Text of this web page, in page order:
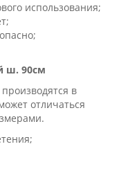
использования;
ш. 90см
в
отличаться